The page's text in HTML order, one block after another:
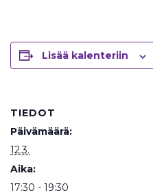
Lisää kalenteriin
TIEDOT
Päivämäärä:
12.3.
Aika:
17:30 - 19:30